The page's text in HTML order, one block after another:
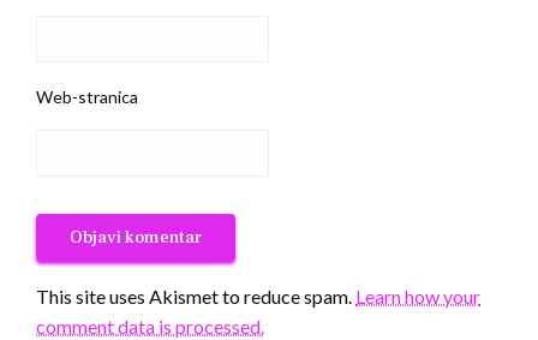
Web-stranica
This site uses Akismet to reduce spam. Learn how your
comment data is processed.